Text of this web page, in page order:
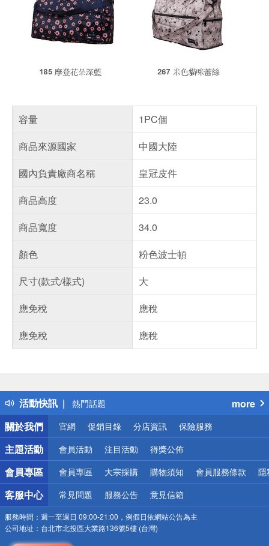
容量
1PC個
商品來源國家
中國大陸
國內負責廠商名稱
皇冠皮件
商品高度
23.0
商品寬度
34.0
顏色
粉色波士頓
尺寸(款式/樣式)
大
應免稅
應稅
應免稅
應稅
活動快訊
得獎公告
熱門話題
銀行優惠
偏遠地區配送
詐騙網頁！請小心！
more
關於我們
官網 促銷目錄 分店資訊 保險服務
主題活動 會員活動 注目活動 得獎公佈
會員專區 會員專區 大宗採購 購物須知 會員服務條款 隱
客服中心 常見問題 服務公告 意見信箱
服務時間： 週一至週日 09:00-21:00，例假日依網站公告為主
公司地址： 台北市北投區大業路136號5樓 (台灣)